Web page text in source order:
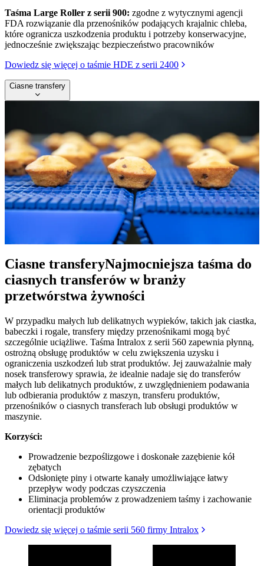
Taśma Large Roller z serii 900: zgodne z wytycznymi agencji
FDA rozwiązanie dla przenośników podających krajalnic chleba,
które ogranicza uszkodzenia produktu i potrzeby konserwacyjne,
jednocześnie zwiększając bezpieczeństwo pracowników
Dowiedz się więcej o taśmie HDE z serii 2400
Ciasne transfery
Ciasne transferyNajmocniejsza taśma do
ciasnych transferów w branży
przetwórstwa żywności
W przypadku małych lub delikatnych wypieków, takich jak ciastka,
babeczki i rogale, transfery między przenośnikami mogą być
szczególnie uciążliwe. Taśma Intralox z serii 560 zapewnia płynną,
ostrożną obsługę produktów w celu zwiększenia uzysku i
ograniczenia uszkodzeń lub strat produktów. Jej zauważalnie mały
nosek transferowy sprawia, że idealnie nadaje się do transferów
małych lub delikatnych produktów, z uwzględnieniem podawania
lub odbierania produktów z maszyn, transferu produktów,
przenośników o ciasnych transferach lub obsługi produktów w
maszynie.
Korzyści:
Prowadzenie bezpoślizgowe i doskonałe zazębienie kół
zębatych
Odsłonięte piny i otwarte kanały umożliwiające łatwy
przepływ wody podczas czyszczenia
Eliminacja problemów z prowadzeniem taśmy i zachowanie
orientacji produktów
Dowiedz się więcej o taśmie serii 560 firmy Intralox